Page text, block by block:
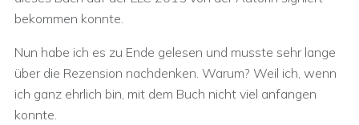
bekommen konnte.
Nun habe ich es zu Ende gelesen und musste sehr lange
über die Rezension nachdenken. Warum? Weil ich, wenn
ich ganz ehrlich bin, mit dem Buch nicht viel anfangen
konnte.